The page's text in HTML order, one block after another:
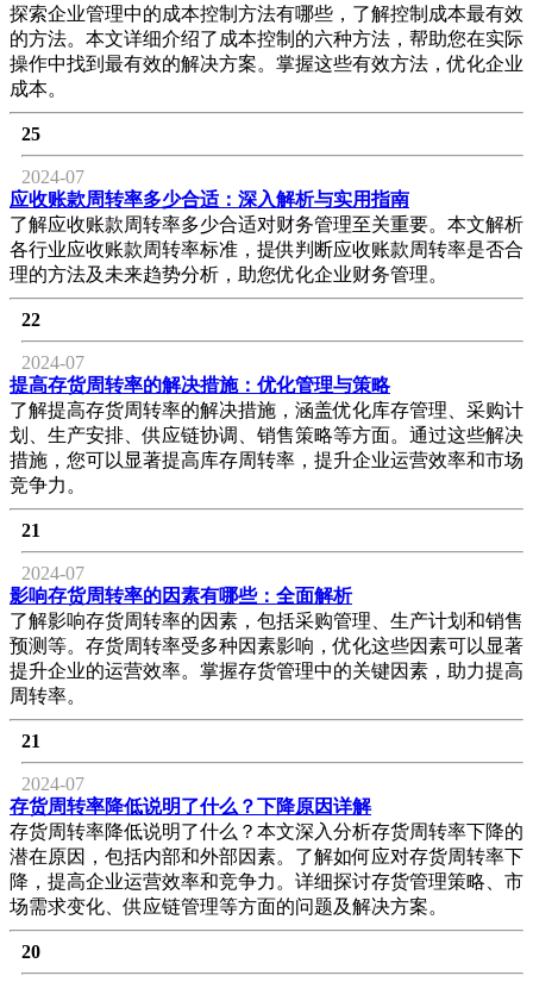
探索企业管理中的成本控制方法有哪些，了解控制成本最有效
的方法。本文详细介绍了成本控制的六种方法，帮助您在实际
操作中找到最有效的解决方案。掌握这些有效方法，优化企业
成本。
25
2024-07
应收账款周转率多少合适：深入解析与实用指南
了解应收账款周转率多少合适对财务管理至关重要。本文解析
各行业应收账款周转率标准，提供判断应收账款周转率是否合
理的方法及未来趋势分析，助您优化企业财务管理。
22
2024-07
提高存货周转率的解决措施：优化管理与策略
了解提高存货周转率的解决措施，涵盖优化库存管理、采购计
划、生产安排、供应链协调、销售策略等方面。通过这些解决
措施，您可以显著提高库存周转率，提升企业运营效率和市场
竞争力。
21
2024-07
影响存货周转率的因素有哪些：全面解析
了解影响存货周转率的因素，包括采购管理、生产计划和销售
预测等。存货周转率受多种因素影响，优化这些因素可以显著
提升企业的运营效率。掌握存货管理中的关键因素，助力提高
周转率。
21
2024-07
存货周转率降低说明了什么？下降原因详解
存货周转率降低说明了什么？本文深入分析存货周转率下降的
潜在原因，包括内部和外部因素。了解如何应对存货周转率下
降，提高企业运营效率和竞争力。详细探讨存货管理策略、市
场需求变化、供应链管理等方面的问题及解决方案。
20